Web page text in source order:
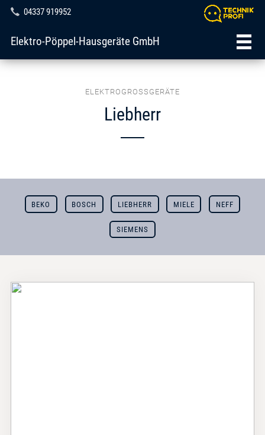
04337 919952
Elektro-Pöppel-Hausgeräte GmbH
ELEKTROGROSSGERÄTE
Liebherr
BEKO BOSCH LIEBHERR MIELE NEFF
SIEMENS